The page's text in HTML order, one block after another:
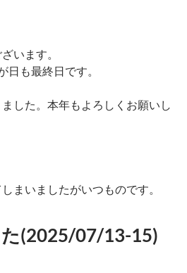
います。
日も最終日です。
した。本年もよろしくお願いし
まいましたがいつものです。
(2025/07/13-15)